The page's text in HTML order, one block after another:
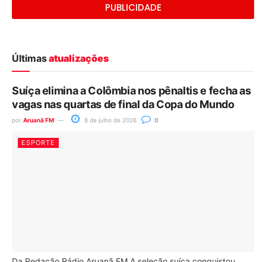
PUBLICIDADE
Últimasatualizações
Suíça elimina a Colômbia nos pênaltis e fecha as
vagas nas quartas de final da Copa do Mundo
por Aruanã FM 8 de julho de 2026 0
ESPORTE